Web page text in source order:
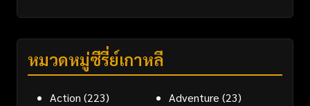
หมวดหมู่ซีรี่ย์เกาหลี
Action (223) Adventure (23)